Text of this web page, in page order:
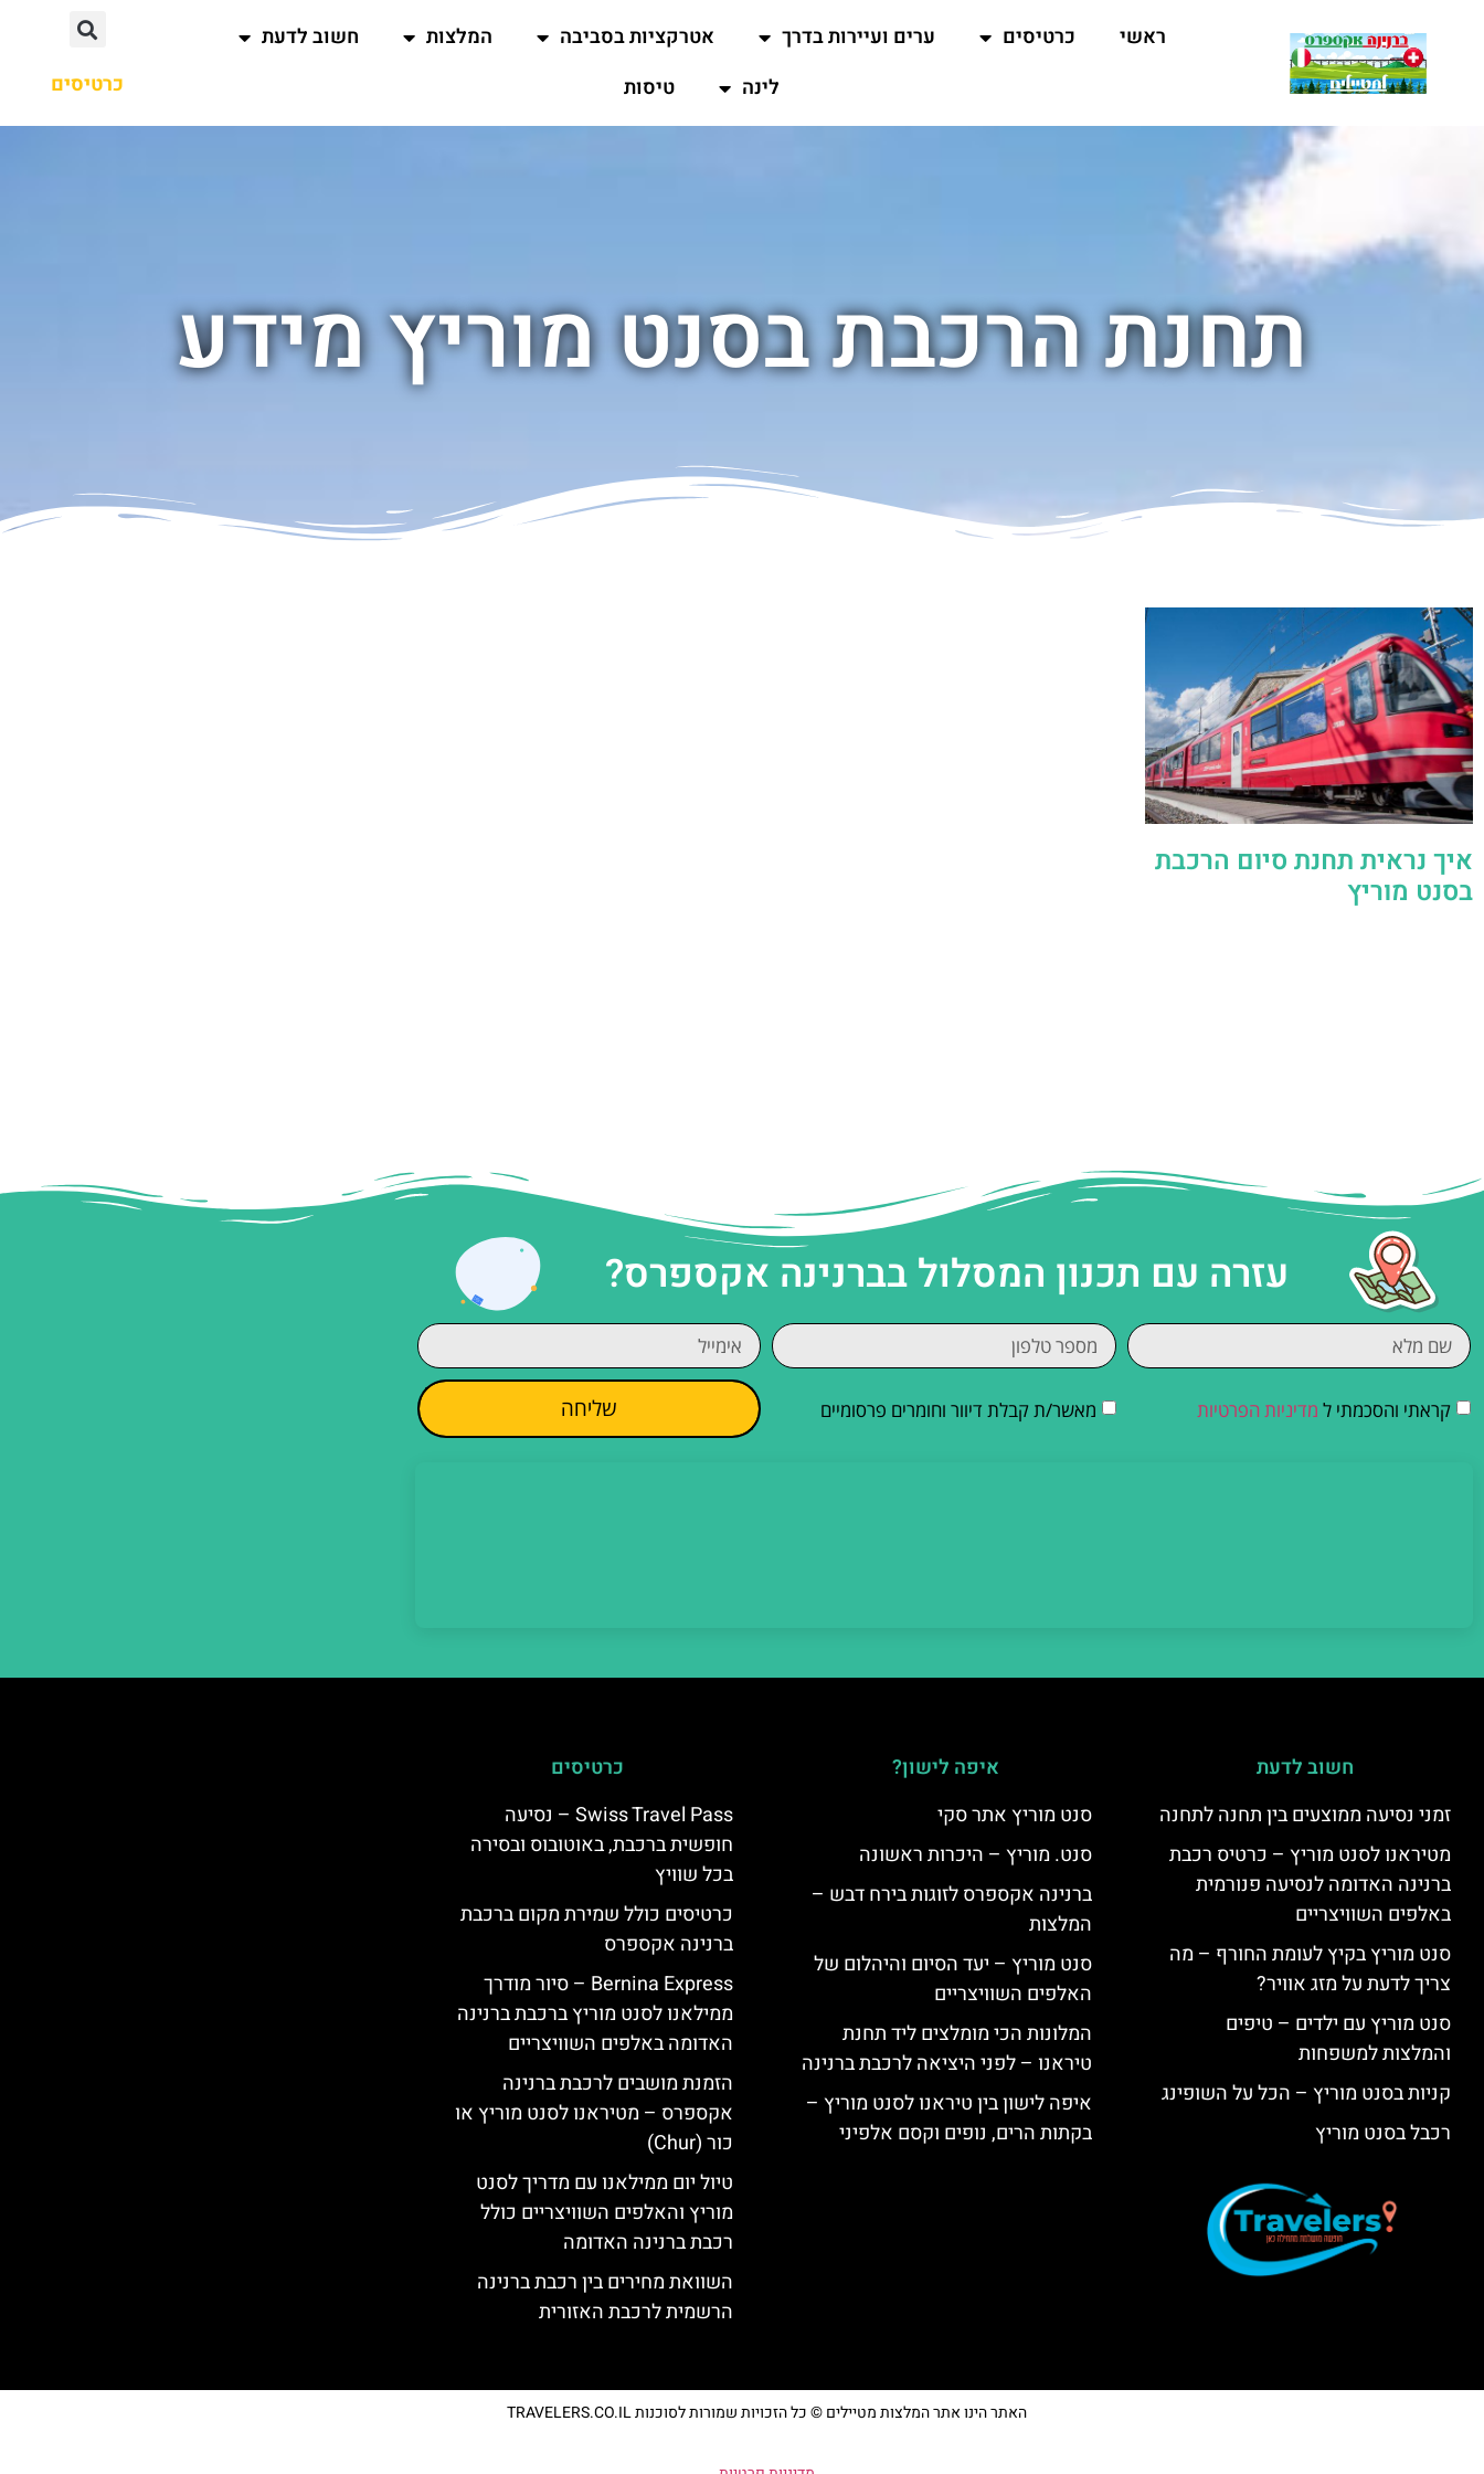
ראשי כרטיסים ערים ועיירות בדרך אטרקציות בסביבה המלצות
חשוב לדעת
לינה
טיסות כרטיסים
תחנת הרכבת בסנט מוריץ מידע
איך נראית תחנת סיום הרכבת
בסנט מוריץ
עזרה עם תכנון המסלול בברנינה אקספרס?
קראתי והסכמתי ל מדיניות הפרטיות מאשר/ת קבלת דיוור וחומרים פרסומיים שליחה
חשוב לדעת
זמני נסיעה ממוצעים בין תחנה לתחנה
מטיראנו לסנט מוריץ – כרטיס רכבת
ברנינה האדומה לנסיעה פנורמית
באלפים השוויצריים
סנט מוריץ בקיץ לעומת החורף – מה
צריך לדעת על מזג אוויר?
סנט מוריץ עם ילדים – טיפים
והמלצות למשפחות
קניות בסנט מוריץ – הכל על השופינג
רכבל בסנט מוריץ
איפה לישון?
סנט מוריץ אתר סקי
סנט. מוריץ – היכרות ראשונה
ברנינה אקספרס לזוגות בירח דבש –
המלצות
סנט מוריץ – יעד הסיום והיהלום של
האלפים השוויצריים
המלונות הכי מומלצים ליד תחנת
טיראנו – לפני היציאה לרכבת ברנינה
איפה לישון בין טיראנו לסנט מוריץ –
בקתות הרים, נופים וקסם אלפיני
כרטיסים
Swiss Travel Pass – נסיעה
חופשית ברכבת, באוטובוס ובסירה
בכל שוויץ
כרטיסים כולל שמירת מקום ברכבת
ברנינה אקספרס
Bernina Express – סיור מודרך
ממילאנו לסנט מוריץ ברכבת ברנינה
האדומה באלפים השוויצריים
הזמנת מושבים לרכבת ברנינה
אקספרס – מטיראנו לסנט מוריץ או
כור (Chur)
טיול יום ממילאנו עם מדריך לסנט
מוריץ והאלפים השוויצריים כולל
רכבת ברנינה האדומה
השוואת מחירים בין רכבת ברנינה
הרשמית לרכבת האזורית
האתר הינו אתר המלצות מטיילים © כל הזכויות שמורות לסוכנות TRAVELERS.CO.IL